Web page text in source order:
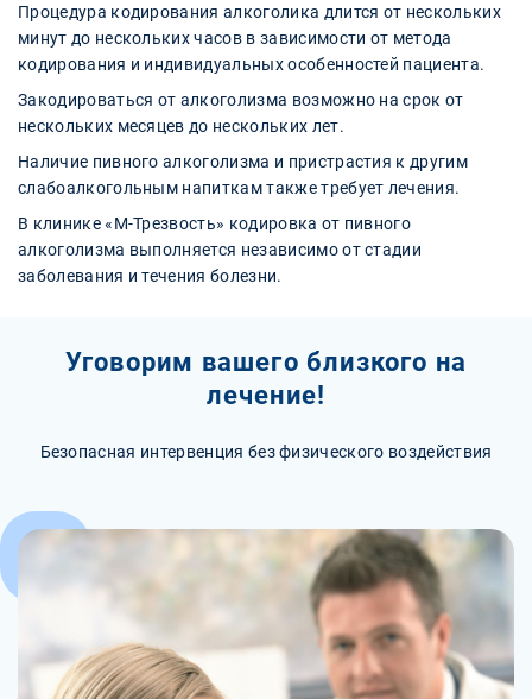
Процедура кодирования алкоголика длится от нескольких
минут до нескольких часов в зависимости от метода
кодирования и индивидуальных особенностей пациента.
Закодироваться от алкоголизма возможно на срок от
нескольких месяцев до нескольких лет.
Наличие пивного алкоголизма и пристрастия к другим
слабоалкогольным напиткам также требует лечения.
В клинике «М-Трезвость» кодировка от пивного
алкоголизма выполняется независимо от стадии
заболевания и течения болезни.
Уговорим вашего близкого на
лечение!
Безопасная интервенция без физического воздействия